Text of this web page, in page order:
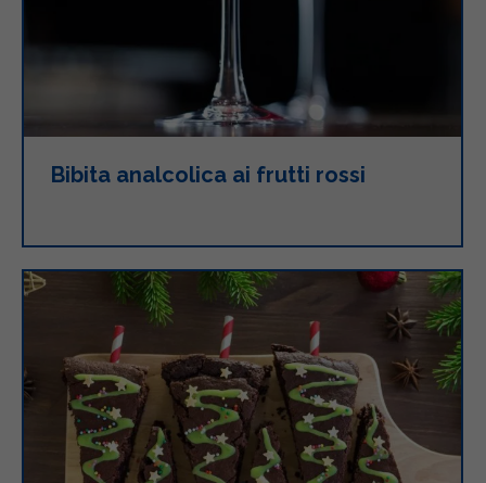
Bibita analcolica ai frutti rossi